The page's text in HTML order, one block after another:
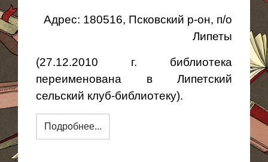
Адрес: 180516, Псковский р-он, п/о
Липеты
(27.12.2010 г. библиотека
переименована в Липетский
сельский клуб-библиотеку).
Подробнее...